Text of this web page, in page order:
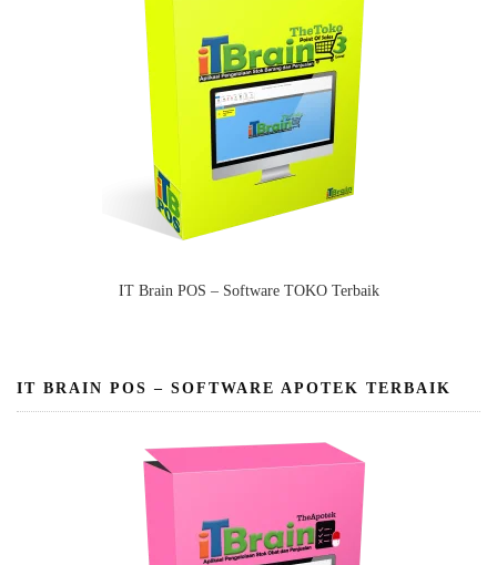
IT Brain POS – Software TOKO Terbaik
IT BRAIN POS – SOFTWARE APOTEK TERBAIK